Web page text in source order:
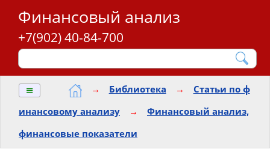
Финансовый анализ
+7(902) 40-84-700
≡ → Библиотека →
Статьи по ф
инансовому анализу
→
Финансовый анализ,
финансовые показатели